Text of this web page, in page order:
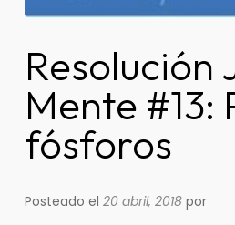
Resolución
Mente #13:
fósforos
Posteado el 20 abril, 2018por